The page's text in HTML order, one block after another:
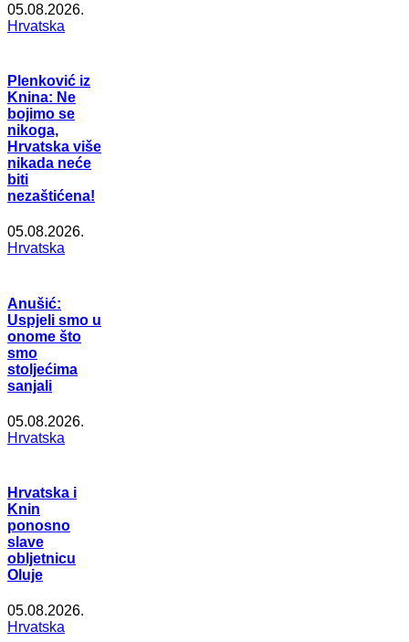
05.08.2026.
Hrvatska
Plenković iz
Knina: Ne
bojimo se
nikoga,
Hrvatska više
nikada neće
biti
nezaštićena!
05.08.2026.
Hrvatska
Anušić:
Uspjeli smo u
onome što
smo
stoljećima
sanjali
05.08.2026.
Hrvatska
Hrvatska i
Knin
ponosno
slave
obljetnicu
Oluje
05.08.2026.
Hrvatska